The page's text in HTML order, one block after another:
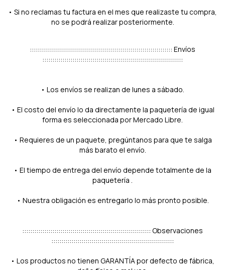
• Si no reclamas tu factura en el mes que realizaste tu compra,
no se podrá realizar posteriormente.
::::::::::::::::::::::::::::::::::::::::::::::::::::::::::::::::::::::: Envíos
::::::::::::::::::::::::::::::::::::::::::::::::::::::::::::::::::::::
• Los envíos se realizan de lunes a sábado.
• El costo del envío lo da directamente la paquetería de igual
forma es seleccionada por Mercado Libre.
• Requieres de un paquete, pregúntanos para que te salga
más barato el envío.
• El tiempo de entrega del envío depende totalmente de la
paquetería .
• Nuestra obligación es entregarlo lo más pronto posible.
:::::::::::::::::::::::::::::::::::::::::::::::::::::::::::::::: Observaciones
:::::::::::::::::::::::::::::::::::::::::::::::::::::::::::::
• Los productos no tienen GARANTÍA por defecto de fábrica,